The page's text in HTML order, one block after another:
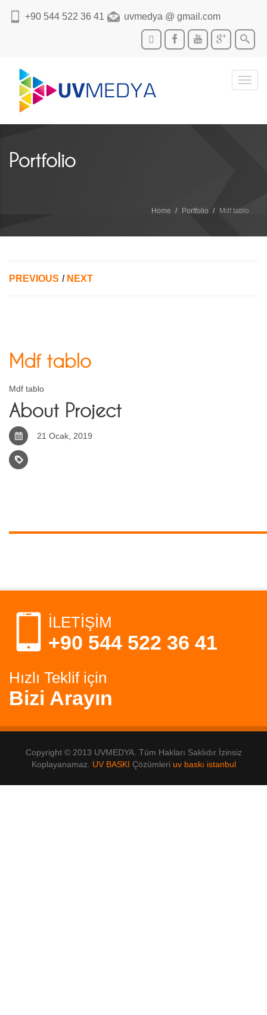
+90 544 522 36 41 uvmedya @ gmail.com
Portfolio
Home Portfolio Mdf tablo
PREVIOUS / NEXT
Mdf tablo
Mdf tablo
About Project
21 Ocak, 2019
İLETİŞİM
+90 544 522 36 41
Hızlı Teklif için
Bizi Arayın
Copyright © 2013 UVMEDYA. Tüm Hakları Saklıdır İzinsiz
Koplayanamaz. UV BASKI Çözümleri uv baskı istanbul